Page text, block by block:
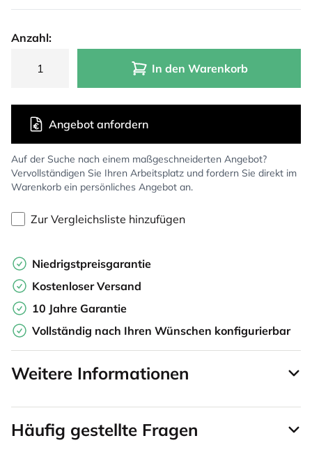
Anzahl:
In den Warenkorb
Auf der Suche nach einem maßgeschneiderten Angebot?
Vervollständigen Sie Ihren Arbeitsplatz und fordern Sie direkt im
Warenkorb ein persönliches Angebot an.
Angebot anfordern
Zur Vergleichsliste hinzufügen
Niedrigstpreisgarantie
Kostenloser Versand
10 Jahre Garantie
Vollständig nach Ihren Wünschen konfigurierbar
Weitere Informationen
Häufig gestellte Fragen